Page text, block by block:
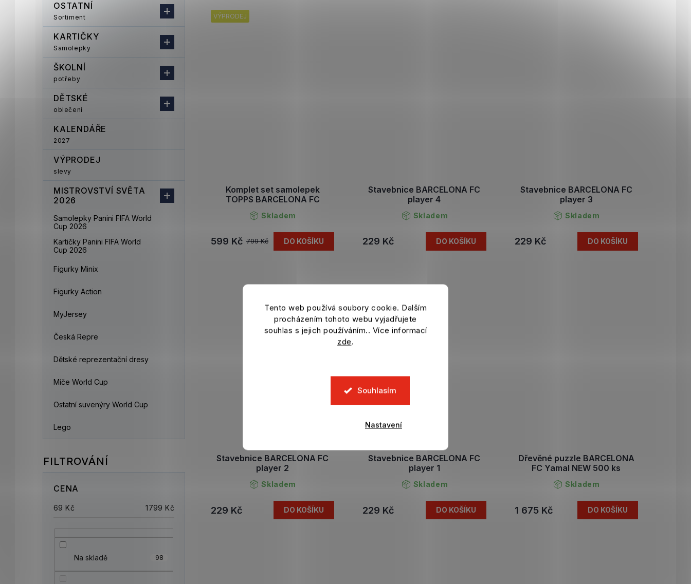
Tento web používá soubory cookie. Dalším
procházením tohoto webu vyjadřujete
souhlas s jejich používáním.. Více informací
zde.
Souhlasím
Nastavení
OSTATNÍ
Sortiment
KARTIČKY
Samolepky
ŠKOLNÍ
potřeby
DĚTSKÉ
oblečení
KALENDÁŘE
2027
VÝPRODEJ
slevy
MISTROVSTVÍ SVĚTA
2026
Samolepky Panini FIFA World
Cup 2026
Kartičky Panini FIFA World
Cup 2026
Figurky Minix
Figurky Action
MyJersey
Česká Repre
Dětské reprezentační dresy
Míče World Cup
Ostatní suvenýry World Cup
Lego
CENA
69 Kč 1799 Kč
Na skladě 98
VÝPRODEJ
Komplet set samolepek
TOPPS BARCELONA FC
Skladem
799 Kč
599 Kč DO KOŠÍKU
Stavebnice BARCELONA FC
player 4
Skladem
229 Kč DO KOŠÍKU
Stavebnice BARCELONA FC
player 3
Skladem
229 Kč DO KOŠÍKU
Stavebnice BARCELONA FC
player 2
Skladem
229 Kč DO KOŠÍKU
Stavebnice BARCELONA FC
player 1
Skladem
229 Kč DO KOŠÍKU
Dřevěné puzzle BARCELONA
FC Yamal NEW 500 ks
Skladem
1 675 Kč DO KOŠÍKU